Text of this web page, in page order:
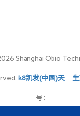
Shanghai Obio
k8凯发(中国)天生
号：